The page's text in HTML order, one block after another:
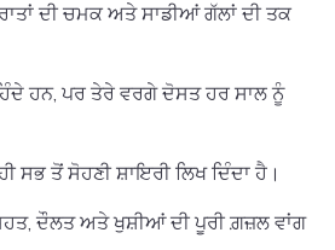
ਦੀ ਚਮਕ ਅਤੇ ਸਾਡੀਆਂ ਗੱਲਾਂ ਦੀ ਤਕ
ਹਨ, ਪਰ ਤੇਰੇ ਵਰਗੇ ਦੋਸਤ ਹਰ ਸਾਲ ਨੂੰ
ਸਭ ਤੋਂ ਸੋਹਣੀ ਸ਼ਾਇਰੀ ਲਿਖ ਦਿੰਦਾ ਹੈ।
ਦੌਲਤ ਅਤੇ ਖੁਸ਼ੀਆਂ ਦੀ ਪੂਰੀ ਗ਼ਜ਼ਲ ਵਾਂਗ